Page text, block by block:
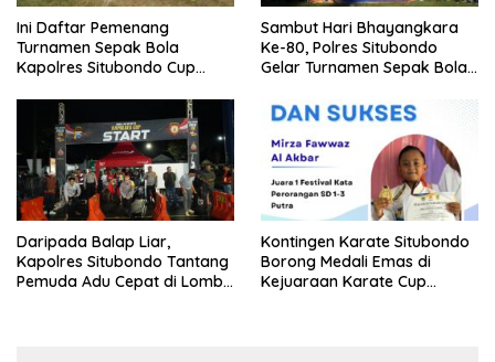
Ini Daftar Pemenang
Turnamen Sepak Bola
Kapolres Situbondo Cup
10 Tahun
Sambut Hari Bhayangkara
Ke-80, Polres Situbondo
Gelar Turnamen Sepak Bola
Daripada Balap Liar,
Kapolres Situbondo Tantang
Pemuda Adu Cepat di Lomba
Kontingen Karate Situbondo
Borong Medali Emas di
Kejuaraan Karate Cup